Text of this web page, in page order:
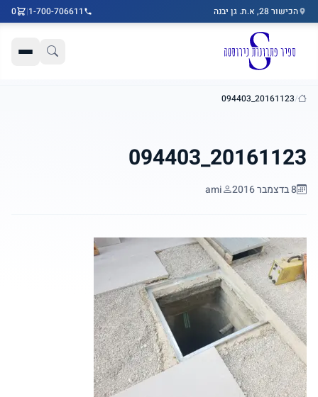
דלג לתוכן הראשי
הכישור 28, א.ת. גן יבנה 1-700-706611
|
0
בית
/
20161123_094403
20161123_094403
8 בדצמבר 2016 ami